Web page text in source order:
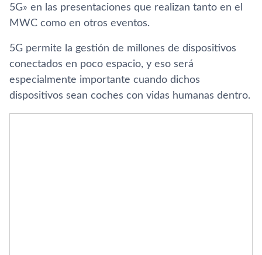
5G» en las presentaciones que realizan tanto en el
MWC como en otros eventos.
5G permite la gestión de millones de dispositivos
conectados en poco espacio, y eso será
especialmente importante cuando dichos
dispositivos sean coches con vidas humanas dentro.